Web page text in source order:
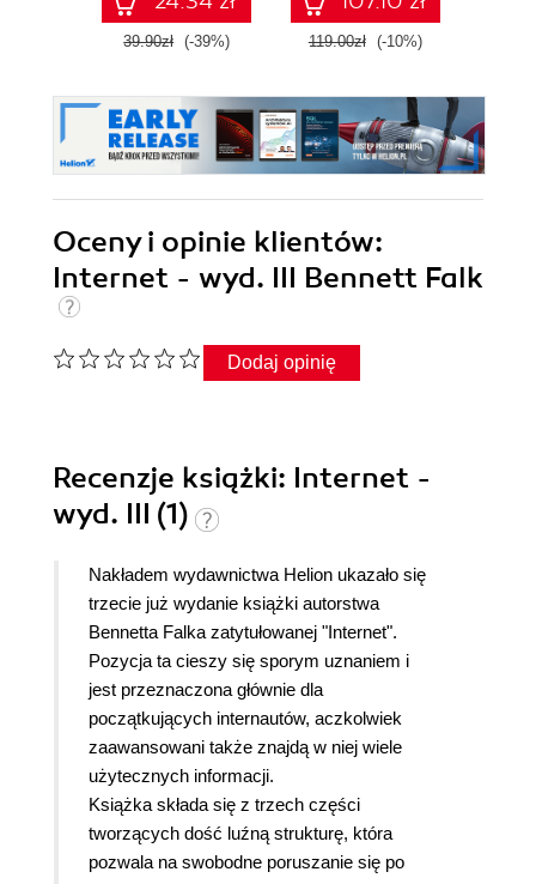
39.90zł (-39%) 119.00zł (-10%)
Oceny i opinie klientów:
Internet - wyd. III Bennett Falk
Dodaj opinię
Recenzje książki: Internet -
wyd. III (1)
Nakładem wydawnictwa Helion ukazało się
trzecie już wydanie książki autorstwa
Bennetta Falka zatytułowanej "Internet".
Pozycja ta cieszy się sporym uznaniem i
jest przeznaczona głównie dla
początkujących internautów, aczkolwiek
zaawansowani także znajdą w niej wiele
użytecznych informacji.
Książka składa się z trzech części
tworzących dość luźną strukturę, która
pozwala na swobodne poruszanie się po